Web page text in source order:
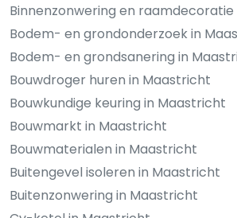
Binnenzonwering en
Bodem- en grondonderzoek in
Bodem- en grondsanering in
Bouwdroger huren in Maastricht
Bouwkundige keuring in Maastricht
Bouwmarkt in Maastricht
Bouwmaterialen in Maastricht
Buitengevel isoleren in Maastricht
Buitenzonwering in Maastricht